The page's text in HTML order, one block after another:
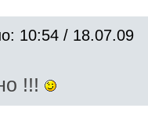
10:54 / 18.07.09
!!!